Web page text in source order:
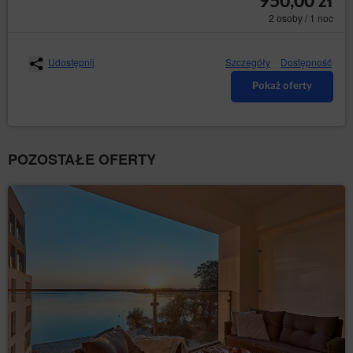
Przedmiotem Umowy jest najem miejsca noclegowego
pośrednictwem Elektronicznego Formularza Rezerwacji
w kolejnych nastepujących po sobie krokach - dokładne
oznaczenie przez Gościa terminu rozpoczęcia i
zakończenia pobytu, dokonanie wyboru miejsca
danych, wyświetlone zostanie podsumowanie
rezerwacji. W celu złożenia rezerwacji konieczne jest
osobowych oznaczonych jako obowiązkowe, dokonanie
akceptacji treści Regulaminu, wysłanie rezerwacji
poprzez naciśnięcie przycisku [Złóż zamówienie].
przyjęcia przez Usługodawcę Elektronicznego
Formularza Rezerwacji, czego potwierdzeniem jest
wyświetlenie komunikatu potwierdzającego przyjęcie
rezerwacji i podanie jej numeru.
Po zawarciu umowy Gość otrzymuje wiadomość e-mail
zawierającą potwierdzenie zawartej umowy wraz ze
wskazaniem jej wszystkich istotnych postanowień, w
2 osoby / 1 noc
Udostępnij Szczegóły Dostępność
Pokaż oferty
POZOSTAŁE OFERTY